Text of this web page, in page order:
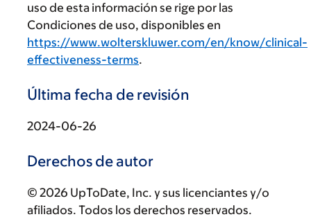
uso de esta información se rige por las
Condiciones de uso, disponibles en
https://www.wolterskluwer.com/en/know/clinical-
effectiveness-terms.
Última fecha de revisión
2024-06-26
Derechos de autor
© 2026 UpToDate, Inc. y sus licenciantes y/o
afiliados. Todos los derechos reservados.